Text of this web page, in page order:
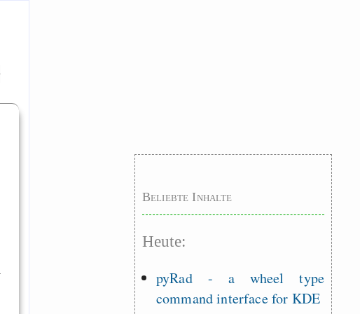
Beliebte Inhalte
Heute:
pyRad - a wheel type
command interface for KDE